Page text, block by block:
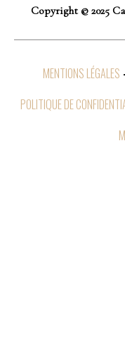
Copyright © 2025
MENTIONS LÉGALES
POLITIQUE DE